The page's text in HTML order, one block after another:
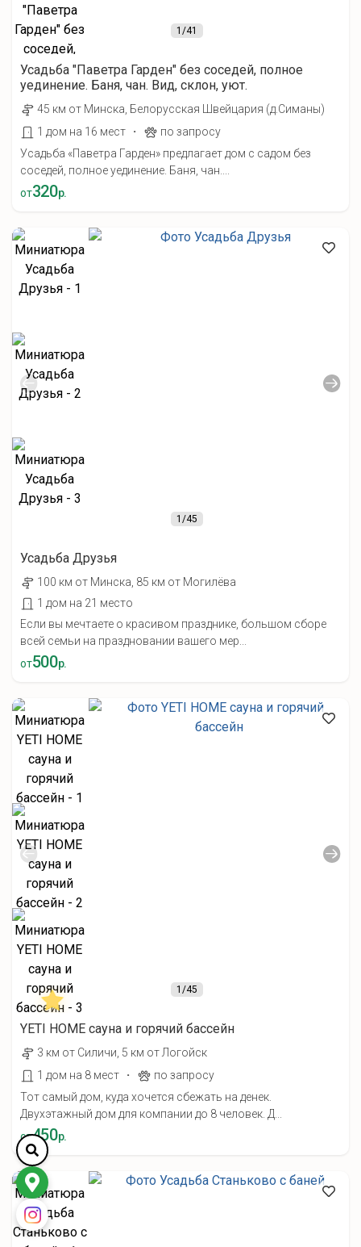
1/41
Усадьба "Паветра Гарден" без соседей, полное
уединение. Баня, чан. Вид, склон, уют.
45 км от Минска, Белорусская Швейцария (д.Симаны)
1 дом на 16 мест
·
по запросу
Усадьба «Паветра Гарден» предлагает дом с садом без
соседей, полное уединение. Баня, чан....
от320р.
1/45
Усадьба Друзья
100 км от Минска, 85 км от Могилёва
1 дом на 21 место
Если вы мечтаете о красивом празднике, большом сборе
всей семьи на праздновании вашего мер...
от500р.
1/45
YETI HOME cауна и горячий бассейн
3 км от Силичи, 5 км от Логойск
1 дом на 8 мест
·
по запросу
Тот самый дом, куда хочется сбежать на денек.
Двухэтажный дом для компании до 8 человек. Д...
от450р.